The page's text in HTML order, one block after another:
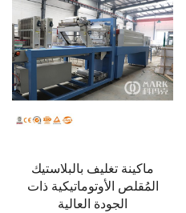
ماكينة تغليف بالبلاستيك
المُقلص الأوتوماتيكية ذات
الجودة العالية